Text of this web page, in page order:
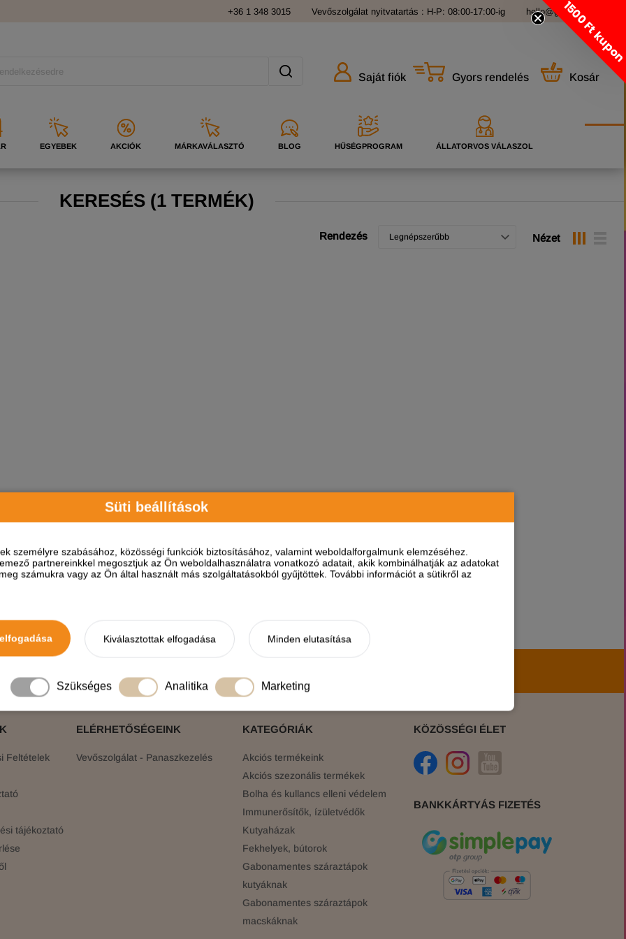
Süti beállítások
személyre szabásához, közösségi funkciók biztosításához, valamint weboldalforgalmunk elemzéséhez.
partnereinkkel megosztjuk az Ön weboldalhasználatra vonatkozó adatait, akik kombinálhatják az adatokat
számukra vagy az Ön által használt más szolgáltatásokból gyűjtöttek. További információt a sütikről az
Kiválasztottak elfogadása Minden elutasítása
Szükséges Analitika Marketing
+36 1 348 3015 Vevőszolgálat nyitvatartás : H-P: 08:00-17:00-ig hello@grandopet.hu
Saját fiók Gyors rendelés Kosár
EGYEBEK AKCIÓK MÁRKAVÁLASZTÓ BLOG HŰSÉGPROGRAM ÁLLATORVOS VÁLASZOL
KERESÉS(1 TERMÉK)
Rendezés Legnépszerűbb Nézet
Feltételek
tájékoztató
ELÉRHETŐSÉGEINK
Vevőszolgálat - Panaszkezelés
KATEGÓRIÁK
Akciós termékeink
Akciós szezonális termékek
Bolha és kullancs elleni védelem
Immunerősítők, ízületvédők
Kutyaházak
Fekhelyek, bútorok
Gabonamentes száraztápok
kutyáknak
Gabonamentes száraztápok
macskáknak
KÖZÖSSÉGI ÉLET
BANKKÁRTYÁS FIZETÉS
1500 Ft